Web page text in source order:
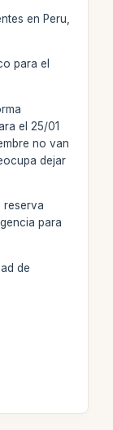
en Peru,
para el
el 25/01
no van
dejar
reserva
para
de